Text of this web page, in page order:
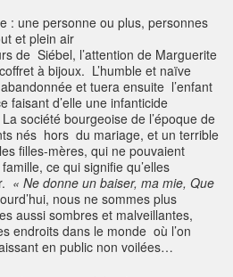
de Siébel, l’attention de Marguerite
à bijoux. L’humble et naïve
et tuera ensuite l’enfant
faisant d’elle une infanticide
société bourgeoise de l’époque de
nés hors du mariage, et un terrible
filles-mères, qui ne pouvaient
ce qui signifie qu’elles
« Ne donne un baiser, ma mie, Que
nous ne sommes plus
aussi sombres et malveillantes,
endroits dans le monde où l’on
en public non voilées…